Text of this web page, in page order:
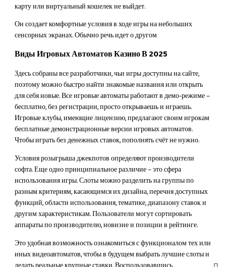
карту или виртуальный кошелек не выйдет.
Он создает комфортные условия в ходе игры на небольших
сенсорных экранах. Обычно речь идет о другом
Виды Игровых Автоматов Казино В 2025
Здесь собраны все разработчики, чьи игры доступны на сайте,
поэтому можно быстро найти знакомые названия или открыть
для себя новые. Все игровые автоматы работают в демо-режиме –
бесплатно, без регистрации, просто открываешь и играешь.
Игровые клубы, имеющие лицензию, предлагают своим игрокам
бесплатные демонстрационные версии игровых автоматов.
Чтобы играть без денежных ставок, пополнять счёт не нужно.
Условия розыгрыша джекпотов определяют производители
софта. Еще одно принципиальное различие – это сфера
использования игры. Слоты можно разделить на группы по
разным критериям, касающимся их дизайна, перечня доступных
функций, области использования, тематике, диапазону ставок и
другим характеристикам. Пользователи могут сортировать
аппараты по производителю, новизне и позиции в рейтинге.
Это удобная возможность ознакомиться с функционалом тех или
иных видеоавтоматов, чтобы в будущем выбрать лучшие слоты и